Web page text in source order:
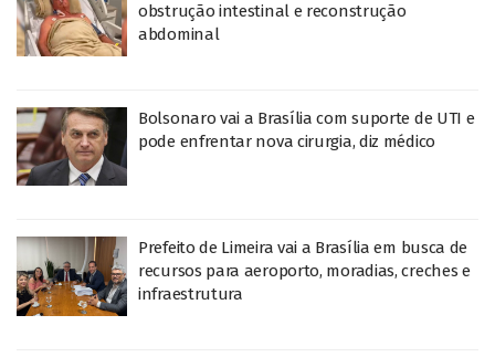
obstrução intestinal e reconstrução
abdominal
Bolsonaro vai a Brasília com suporte de UTI e
pode enfrentar nova cirurgia, diz médico
Prefeito de Limeira vai a Brasília em busca de
recursos para aeroporto, moradias, creches e
infraestrutura